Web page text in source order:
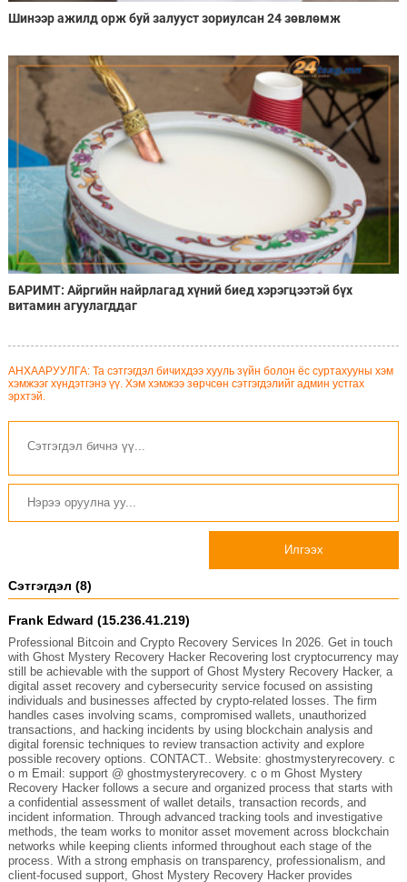
Шинээр ажилд орж буй залууст зориулсан 24 зөвлөмж
БАРИМТ: Айргийн найрлагад хүний биед хэрэгцээтэй бүх
витамин агуулагддаг
АНХААРУУЛГА: Та сэтгэгдэл бичихдээ хууль зүйн болон ёс суртахууны хэм
хэмжээг хүндэтгэнэ үү. Хэм хэмжээ зөрчсөн сэтгэгдэлийг админ устгах
эрхтэй.
Илгээх
Сэтгэгдэл (8)
Frank Edward (15.236.41.219)
Professional Bitcoin and Crypto Recovery Services In 2026. Get in touch
with Ghost Mystery Recovery Hacker Recovering lost cryptocurrency may
still be achievable with the support of Ghost Mystery Recovery Hacker, a
digital asset recovery and cybersecurity service focused on assisting
individuals and businesses affected by crypto-related losses. The firm
handles cases involving scams, compromised wallets, unauthorized
transactions, and hacking incidents by using blockchain analysis and
digital forensic techniques to review transaction activity and explore
possible recovery options. CONTACT.. Website: ghostmysteryrecovery. c
o m Email: support @ ghostmysteryrecovery. c o m Ghost Mystery
Recovery Hacker follows a secure and organized process that starts with
a confidential assessment of wallet details, transaction records, and
incident information. Through advanced tracking tools and investigative
methods, the team works to monitor asset movement across blockchain
networks while keeping clients informed throughout each stage of the
process. With a strong emphasis on transparency, professionalism, and
client-focused support, Ghost Mystery Recovery Hacker provides